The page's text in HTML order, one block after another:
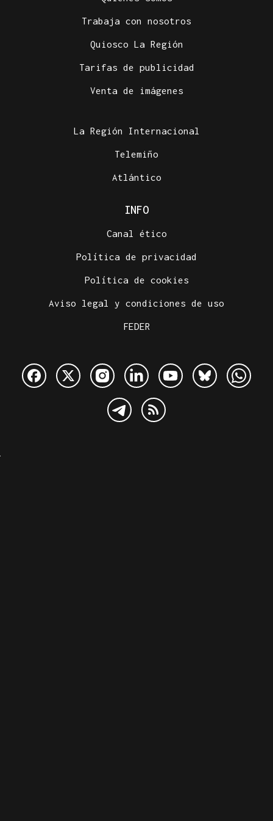
Trabaja con nosotros
Quiosco La Región
Tarifas de publicidad
Venta de imágenes
La Región Internacional
Telemiño
Atlántico
INFO
Canal ético
Política de privacidad
Política de cookies
Aviso legal y condiciones de uso
FEDER